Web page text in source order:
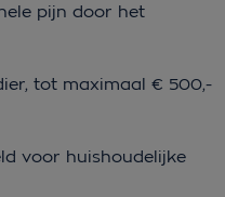
pijn door het
tot maximaal € 500,-
voor huishoudelijke